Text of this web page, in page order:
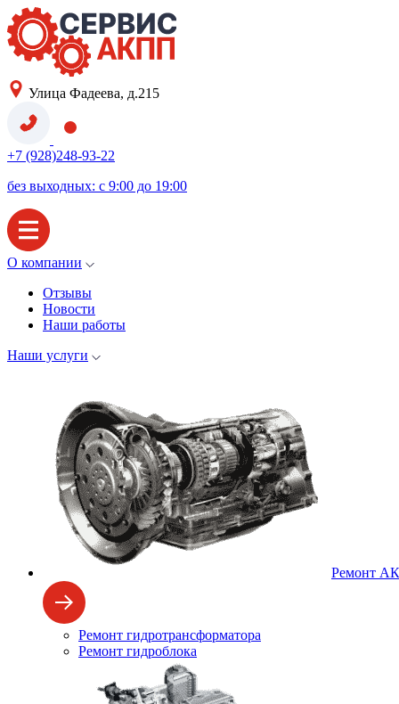
Улица Фадеева, д.215
+7 (928)248-93-22
без выходных: с 9:00 до 19:00
О компании
Отзывы
Новости
Наши работы
Наши услуги
Ремонт
Ремонт гидротрансформатора
Ремонт гидроблока